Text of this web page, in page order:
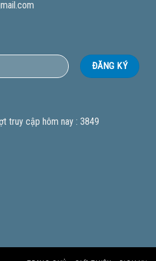
truy cập hôm nay : 3849